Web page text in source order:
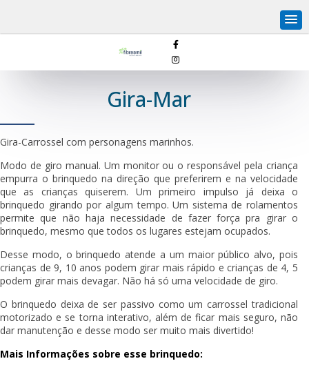
Gira-Mar
Gira-Carrossel com personagens marinhos.
Modo de giro manual. Um monitor ou o responsável pela criança
empurra o brinquedo na direção que preferirem e na velocidade
que as crianças quiserem. Um primeiro impulso já deixa o
brinquedo girando por algum tempo. Um sistema de rolamentos
permite que não haja necessidade de fazer força pra girar o
brinquedo, mesmo que todos os lugares estejam ocupados.
Desse modo, o brinquedo atende a um maior público alvo, pois
crianças de 9, 10 anos podem girar mais rápido e crianças de 4, 5
podem girar mais devagar. Não há só uma velocidade de giro.
O brinquedo deixa de ser passivo como um carrossel tradicional
motorizado e se torna interativo, além de ficar mais seguro, não
dar manutenção e desse modo ser muito mais divertido!
Mais Informações sobre esse brinquedo: